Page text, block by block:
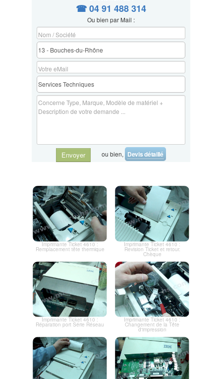
☎ 04 91 488 314
Ou bien par Mail :
Envoyer ou bien, Devis détaillé
Imprimante Ticket 4610 :
Remplacement tête thermique
Imprimante Ticket 4610 :
Revision Ticket et retour.
Chèque
Imprimante Ticket 4610 :
Réparation port Série Réseau
Imprimante Ticket 4610 :
Changement de la Tête
d'impression